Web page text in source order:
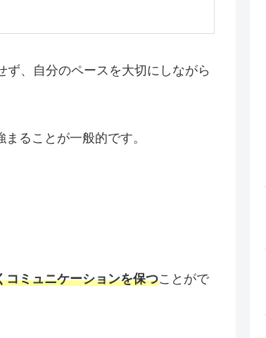
ず、自分のペースを大切にしながら
ることが一般的です。
コミュニケーションを保つことがで